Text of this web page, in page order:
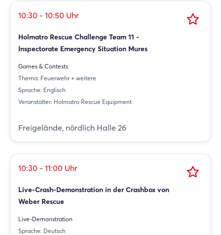
10:30 - 10:50 Uhr
Holmatro Rescue Challenge Team 11 -
Inspectorate Emergency Situation Mures
Games & Contests
Thema: Feuerwehr + weitere
Sprache: Englisch
Veranstalter: Holmatro Rescue Equipment
Freigelände, nördlich Halle 26
10:30 - 11:00 Uhr
Live-Crash-Demonstration in der Crashbox von
Weber Rescue
Live-Demonstration
Sprache: Deutsch